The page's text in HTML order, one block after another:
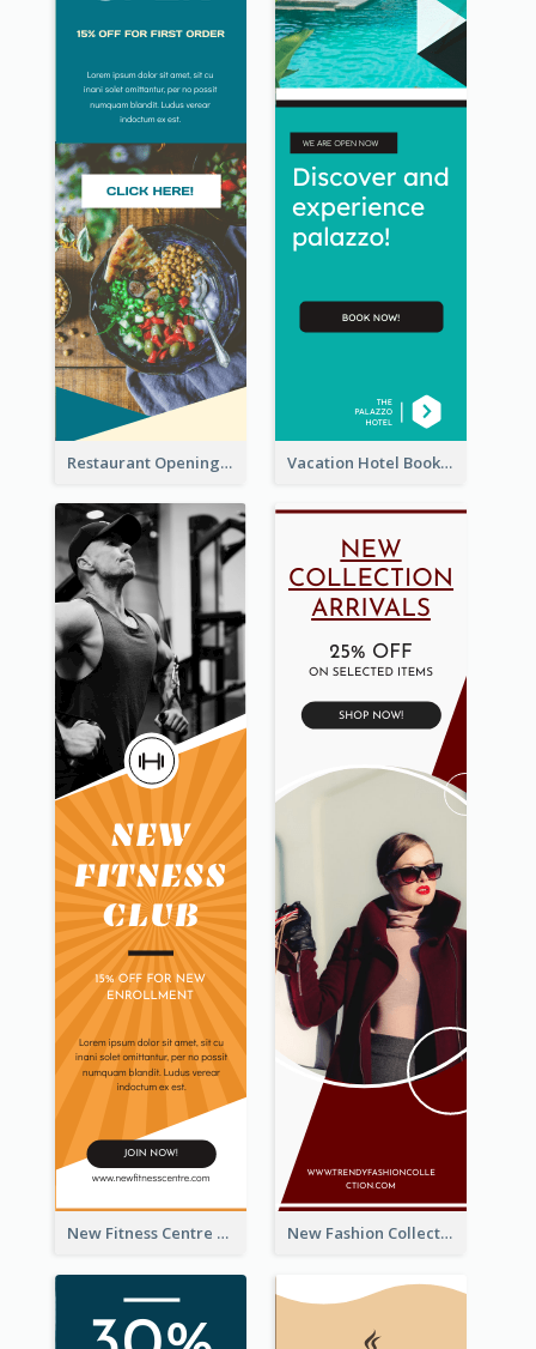
Restaurant Opening Food Ordering Discount Wide Skyscraper Banner Vacation Hotel Booking Wide Skyscraper Banner
New Fitness Centre Opening Wide Skyscraper Banner New Fashion Collection Sale Wide Skyscraper Banner